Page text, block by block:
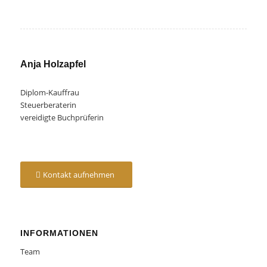
Anja Holzapfel
Diplom-Kauffrau
Steuerberaterin
vereidigte Buchprüferin
Kontakt aufnehmen
INFORMATIONEN
Team